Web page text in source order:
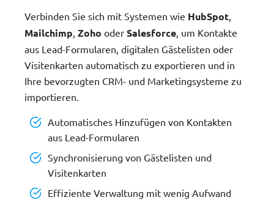
Verbinden Sie sich mit Systemen wie HubSpot,
Mailchimp, Zoho oder Salesforce, um Kontakte
aus Lead-Formularen, digitalen Gästelisten oder
Visitenkarten automatisch zu exportieren und in
Ihre bevorzugten CRM- und Marketingsysteme zu
importieren.
Automatisches Hinzufügen von Kontakten
aus Lead-Formularen
Synchronisierung von Gästelisten und
Visitenkarten
Effiziente Verwaltung mit wenig Aufwand